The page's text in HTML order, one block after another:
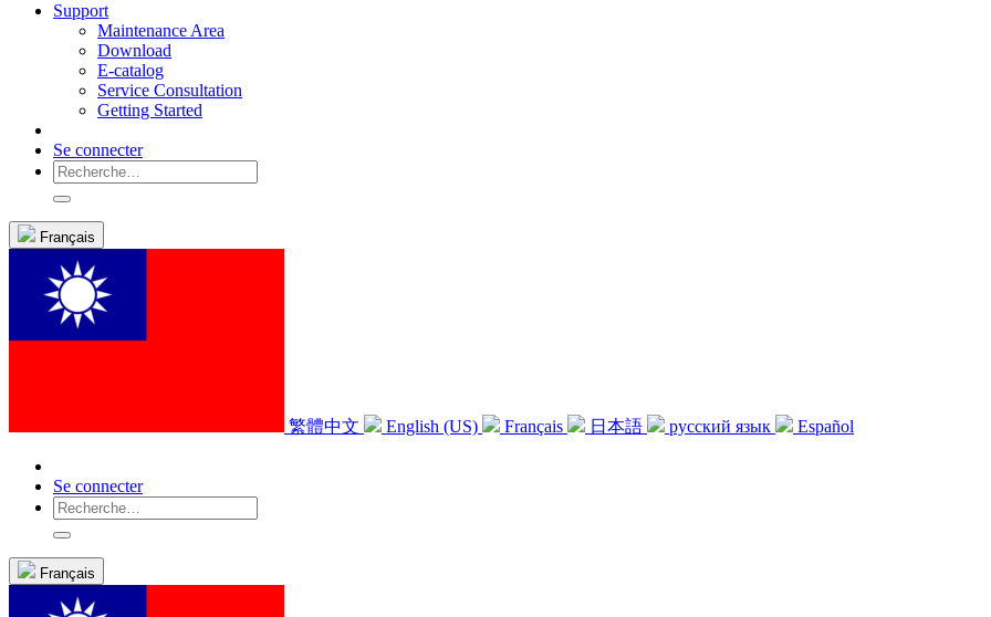
Support
Maintenance Area
Download
E-catalog
Service Consultation
Getting Started
Se connecter
Français
繁體中文 English (US) Français 日本語 русский язык Español
Se connecter
Français